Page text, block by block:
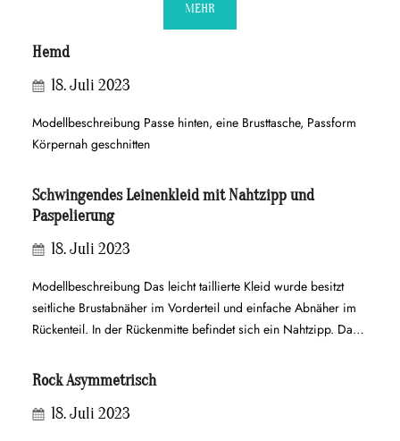
MEHR
Hemd
18. Juli 2023
Modellbeschreibung Passe hinten, eine Brusttasche, Passform
Körpernah geschnitten
Schwingendes Leinenkleid mit Nahtzipp und
Paspelierung
18. Juli 2023
Modellbeschreibung Das leicht taillierte Kleid wurde besitzt
seitliche Brustabnäher im Vorderteil und einfache Abnäher im
Rückenteil. In der Rückenmitte befindet sich ein Nahtzipp. Das
Halsausschnitt und in der vorderen Mitte gefertigt. Der Saum ist
ausgestellt und wurde mit Hohlsaum versäubert. Passform
Figurnahe Brustweite, Taille umspielend, zum Saum hin…
Rock Asymmetrisch
18. Juli 2023